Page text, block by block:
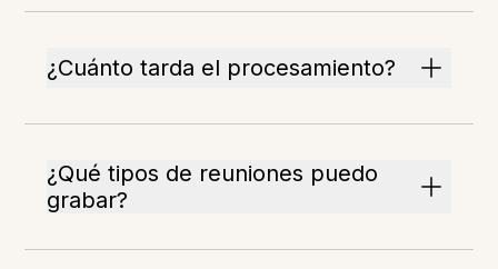
¿Cuánto tarda el procesamiento?
¿Qué tipos de reuniones puedo
grabar?